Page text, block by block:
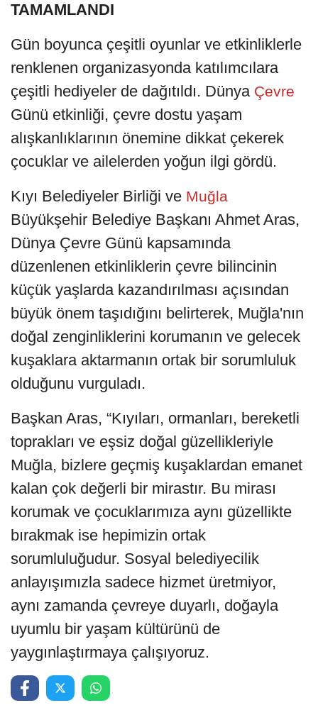
TAMAMLANDI
Gün boyunca çeşitli oyunlar ve etkinliklerle
renklenen organizasyonda katılımcılara
çeşitli hediyeler de dağıtıldı. Dünya Çevre
Günü etkinliği, çevre dostu yaşam
alışkanlıklarının önemine dikkat çekerek
çocuklar ve ailelerden yoğun ilgi gördü.
Kıyı Belediyeler Birliği ve Muğla
Büyükşehir Belediye Başkanı Ahmet Aras,
Dünya Çevre Günü kapsamında
düzenlenen etkinliklerin çevre bilincinin
küçük yaşlarda kazandırılması açısından
büyük önem taşıdığını belirterek, Muğla'nın
doğal zenginliklerini korumanın ve gelecek
kuşaklara aktarmanın ortak bir sorumluluk
olduğunu vurguladı.
Başkan Aras, “Kıyıları, ormanları, bereketli
toprakları ve eşsiz doğal güzellikleriyle
Muğla, bizlere geçmiş kuşaklardan emanet
kalan çok değerli bir mirastır. Bu mirası
korumak ve çocuklarımıza aynı güzellikte
bırakmak ise hepimizin ortak
sorumluluğudur. Sosyal belediyecilik
anlayışımızla sadece hizmet üretmiyor,
aynı zamanda çevreye duyarlı, doğayla
uyumlu bir yaşam kültürünü de
yaygınlaştırmaya çalışıyoruz.